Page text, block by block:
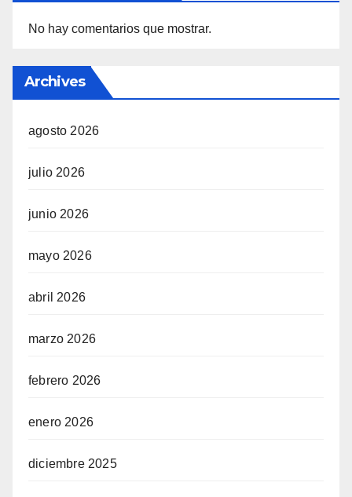
No hay comentarios que mostrar.
Archives
agosto 2026
julio 2026
junio 2026
mayo 2026
abril 2026
marzo 2026
febrero 2026
enero 2026
diciembre 2025